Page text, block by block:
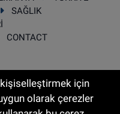
SAĞLIK
CONTACT
Her hakkı saklıdır.
için
olarak çerezler